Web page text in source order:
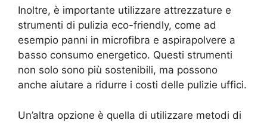
Inoltre, è importante utilizzare attrezzature e
strumenti di pulizia eco-friendly, come ad
esempio panni in microfibra e aspirapolvere a
basso consumo energetico. Questi strumenti
non solo sono più sostenibili, ma possono
anche aiutare a ridurre i costi delle pulizie uffici.
Un’altra opzione è quella di utilizzare metodi di